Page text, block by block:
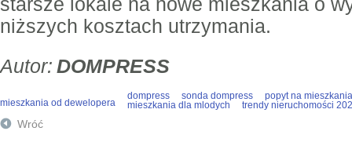
niższych kosztach utrzymania.
DOMPRESS
mieszkania od dewelopera
dompress sonda dompress
popyt na mieszkania
mieszkania dla mlodych
trendy nieruchomości
Wróć